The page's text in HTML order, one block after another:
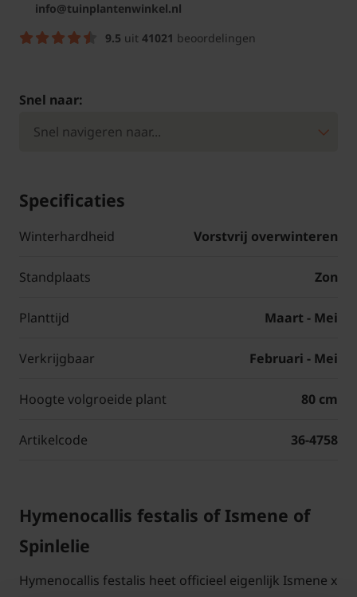
info@tuinplantenwinkel.nl
9.5 uit 41021 beoordelingen
Snel naar:
Specificaties
Winterhardheid Vorstvrij overwinteren
Standplaats Zon
Planttijd Maart - Mei
Verkrijgbaar Februari - Mei
Hoogte volgroeide plant 80 cm
Artikelcode 36-4758
Hymenocallis festalis of Ismene of
Spinlelie
Hymenocallis festalis heet officieel eigenlijk Ismene x